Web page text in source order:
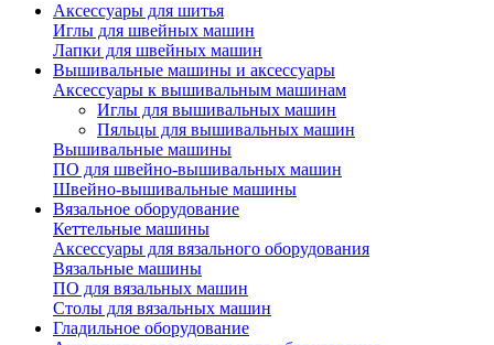
Аксессуары для шитья
Иглы для швейных машин
Лапки для швейных машин
Вышивальные машины и аксессуары
Аксессуары к вышивальным машинам
Иглы для вышивальных машин
Пяльцы для вышивальных машин
Вышивальные машины
ПО для швейно-вышивальных машин
Швейно-вышивальные машины
Вязальное оборудование
Кеттельные машины
Аксессуары для вязального оборудования
Вязальные машины
ПО для вязальных машин
Столы для вязальных машин
Гладильное оборудование